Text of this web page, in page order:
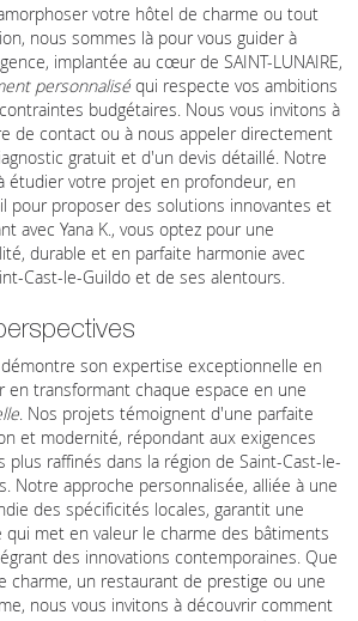
votre hôtel de charme ou tout
nous sommes là pour vous guider à
implantée au cœur de SAINT-LUNAIRE,
personnaliséqui respecte vos ambitions
budgétaires. Nous vous invitons à
de contact ou à nous appeler directement
gratuit et d'un devis détaillé. Notre
étudier votre projet en profondeur, en
pour proposer des solutions innovantes et
avec Yana K., vous optez pour une
durable et en parfaite harmonie avec
Cast-le-Guildo et de ses alentours.
démontre son expertise exceptionnelle en
transformant chaque espace en une
. Nos projets témoignent d'une parfaite
et modernité, répondant aux exigences
raffinés dans la région de Saint-Cast-le-
Notre approche personnalisée, alliée à une
des spécificités locales, garantit une
met en valeur le charme des bâtiments
des innovations contemporaines. Que
charme, un restaurant de prestige ou une
nous vous invitons à découvrir comment